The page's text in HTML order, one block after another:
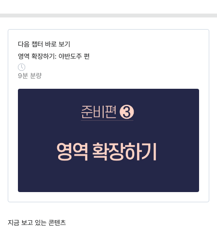
다음 챕터 바로 보기
영역 확장하기: 야반도주 편
9분 분량
지금 보고 있는 콘텐츠